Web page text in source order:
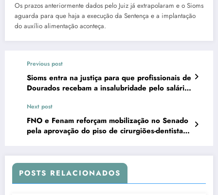
Os prazos anteriormente dados pelo Juiz já extrapolaram e o Sioms
aguarda para que haja a execução da Sentença e a implantação
do auxílio alimentação aconteça.
Previous post
Sioms entra na justiça para que profissionais de
Dourados recebam a insalubridade pelo salário
Next post
FNO e Fenam reforçam mobilização no Senado
pela aprovação do piso de cirurgiões-dentistas
POSTS RELACIONADOS